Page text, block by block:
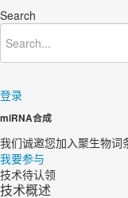
Search
登录
miRNA合成
我们诚邀您加入聚生物词
我要参与
技术待认领
技术概述